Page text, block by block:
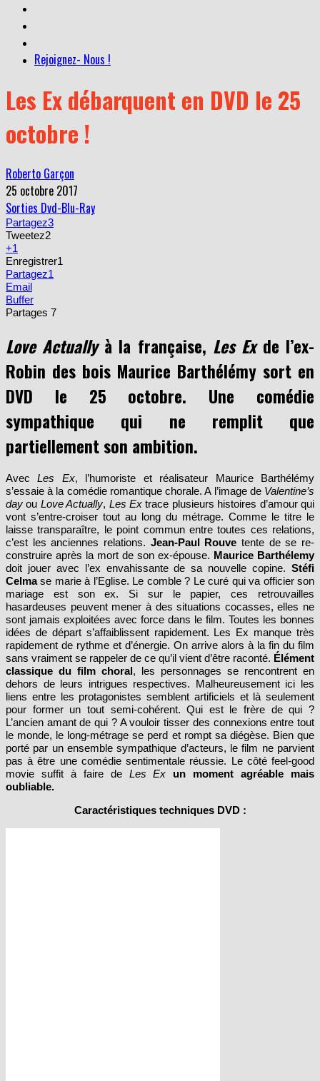
Rejoignez- Nous !
Les Ex débarquent en DVD le 25
octobre !
Roberto Garçon
25 octobre 2017
Sorties Dvd-Blu-Ray
Partagez3
Tweetez2
+1
Enregistrer
Partagez1
Email
Buffer
Partages
Love Actuallyà la française, Les Exde l’ex-
Robin des bois Maurice Barthélémy sort en
DVD le 25 octobre. Une comédie
sympathique qui ne remplit que
partiellement son ambition.
s’essaie à la comédie romantique chorale. A l’image deValentine’s
dayouLove Actually, Les Extrace plusieurs histoires d’amour qui
vont s’entre-croiser tout au long du métrage. Comme le titre le
laisse transparaître, le point commun entre toutes ces relations,
c’est les anciennes relations.Jean-Paul Rouvetente de se re-
construire après la mort de son ex-épouse.Maurice Barthélemy
doit jouer avec l’ex envahissante de sa nouvelle copine.Stéfi
Celmase marie à l’Eglise. Le comble ? Le curé qui va officier son
mariage est son ex. Si sur le papier, ces retrouvailles
hasardeuses peuvent mener à des situations cocasses, elles ne
sont jamais exploitées avec force dans le film. Toutes les bonnes
idées de départ s’affaiblissent rapidement. Les Ex manque très
rapidement de rythme et d’énergie. On arrive alors à la fin du film
sans vraiment se rappeler de ce qu’il vient d’être raconté.Élément
classique du film choral, les personnages se rencontrent en
dehors de leurs intrigues respectives. Malheureusement ici les
liens entre les protagonistes semblent artificiels et là seulement
pour former un tout semi-cohérent. Qui est le frère de qui ?
L’ancien amant de qui ? A vouloir tisser des connexions entre tout
le monde, le long-métrage se perd et rompt sa diégèse. Bien que
porté par un ensemble sympathique d’acteurs, le film ne parvient
pas à être une comédie sentimentale réussie. Le côté feel-good
movie suffit à faire deLes Ex
un moment agréable mais
oubliable.
Caractéristiques techniques DVD :